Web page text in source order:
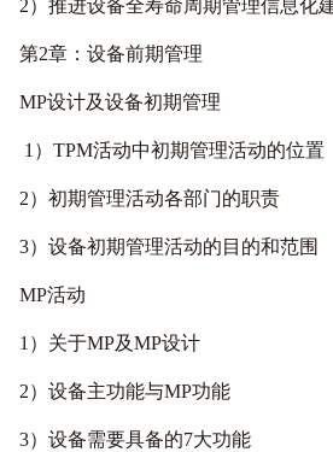
2）推进设备全寿命周期管理信息化
第2章：设备前期管理
MP设计及设备初期管理
1）TPM活动中初期管理活动的位置
2）初期管理活动各部门的职责
3）设备初期管理活动的目的和范围
MP活动
1）关于MP及MP设计
2）设备主功能与MP功能
3）设备需要具备的7大功能